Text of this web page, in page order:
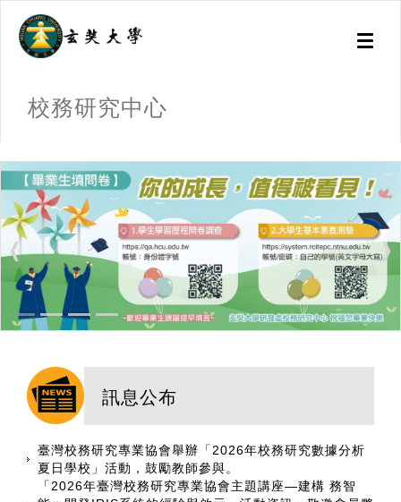
Toggle
校務研究中心
訊息公布
臺灣校務研究專業協會舉辦「2026年校務研究數據分析
夏日學校」活動，鼓勵教師參與。
「2026年臺灣校務研究專業協會主題講座—建構 務智